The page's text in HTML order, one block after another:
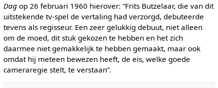
Dagop 26 februari 1960 hierover: “Frits Butzelaar, die van dit
uitstekende tv-spel de vertaling had verzorgd, debuteerde
tevens als regisseur. Een zeer gelukkig debuut, niet alleen
om de moed, dit stuk gekozen te hebben en het zich
daarmee niet gemakkelijk te hebben gemaakt, maar ook
omdat hij meteen bewezen heeft, de eis, welke goede
cameraregie stelt, te verstaan”.